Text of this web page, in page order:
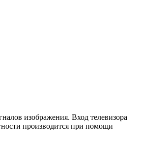
изображения. Вход телевизора
производится при помощи